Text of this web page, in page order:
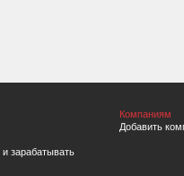
зарабатывать
Компаниям
Добавить